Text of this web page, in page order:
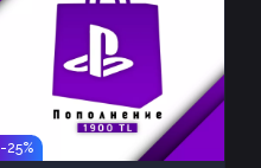
-25%